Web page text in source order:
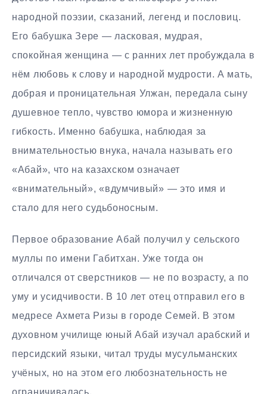
народной поэзии, сказаний, легенд и пословиц.
Его бабушка Зере — ласковая, мудрая,
спокойная женщина — с ранних лет пробуждала в
нём любовь к слову и народной мудрости. А мать,
добрая и проницательная Улжан, передала сыну
душевное тепло, чувство юмора и жизненную
гибкость. Именно бабушка, наблюдая за
внимательностью внука, начала называть его
«Абай», что на казахском означает
«внимательный», «вдумчивый» — это имя и
стало для него судьбоносным.
Первое образование Абай получил у сельского
муллы по имени Габитхан. Уже тогда он
отличался от сверстников — не по возрасту, а по
уму и усидчивости. В 10 лет отец отправил его в
медресе Ахмета Ризы в городе Семей. В этом
духовном училище юный Абай изучал арабский и
персидский языки, читал труды мусульманских
учёных, но на этом его любознательность не
ограничивалась.